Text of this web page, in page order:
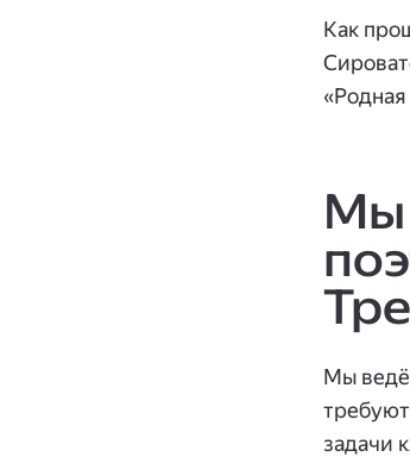
Как
Мы
Мы
задачи